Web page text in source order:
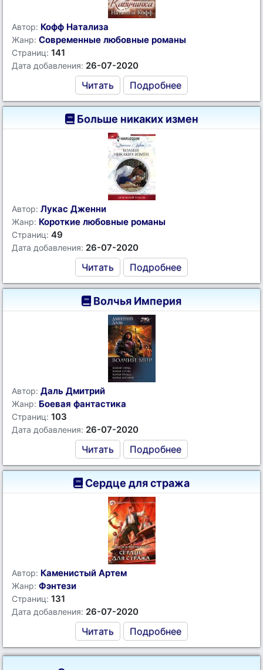
Автор: Кофф Натализа
Жанр: Современные любовные романы
Страниц: 141
Дата добавления: 26-07-2020
Читать Подробнее
Больше никаких измен
Автор: Лукас Дженни
Жанр: Короткие любовные романы
Страниц: 49
Дата добавления: 26-07-2020
Читать Подробнее
Волчья Империя
Автор: Даль Дмитрий
Жанр: Боевая фантастика
Страниц: 103
Дата добавления: 26-07-2020
Читать Подробнее
Сердце для стража
Автор: Каменистый Артем
Жанр: Фэнтези
Страниц: 131
Дата добавления: 26-07-2020
Читать Подробнее